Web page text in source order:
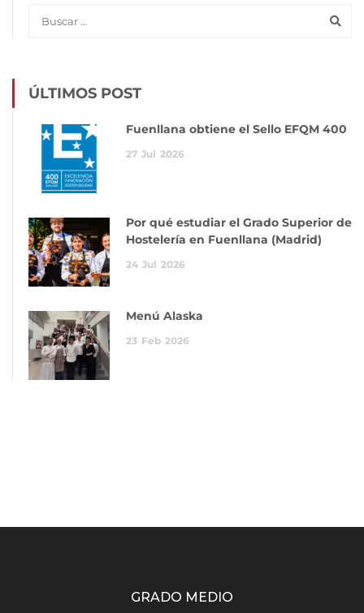
ÚLTIMOS POST
Fuenllana obtiene el Sello EFQM 400
27 Jul 2026
Por qué estudiar el Grado Superior de
Hostelería en Fuenllana (Madrid)
24 Jul 2026
Menú Alaska
23 Feb 2026
GRADO MEDIO